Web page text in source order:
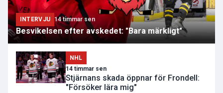
INTERVJU 14 timmar sen
Besvikelsen efter avskedet: "Bara märkligt"
NHL
14 timmar sen
Stjärnans skada öppnar för Frondell:
"Försöker lära mig"